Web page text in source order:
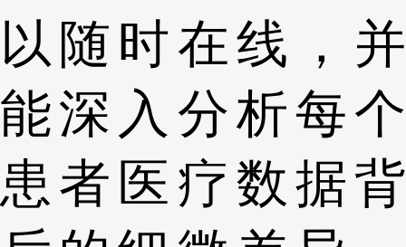
以随时在线，并
能深入分析每个
患者医疗数据背